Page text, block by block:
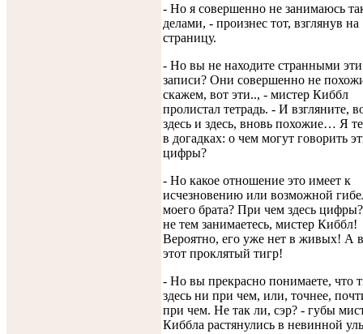
- Но я совершенно не занимаюсь
делами, - произнес тот, взглянув на
страницу.
- Но вы не находите странными эти
записи? Они совершенно не
скажем, вот эти.., - мистер Киббл
пролистал тетрадь. - И взгляните,
здесь и здесь, вновь похожие… Я
в догадках: о чем могут говорить
цифры?
- Но какое отношение это имеет к
исчезновению или возможной
моего брата? При чем здесь
не тем занимаетесь, мистер Киббл!
Вероятно, его уже нет в живых! А
этот проклятый тигр!
- Но вы прекрасно понимаете, что
здесь ни при чем, или, точнее,
при чем. Не так ли, сэр? - губы
Киббла растянулись в невинной